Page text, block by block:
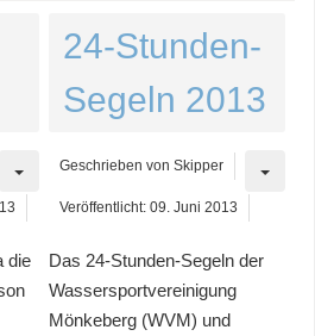
die
24-Stunden-
Segeln 2013
Geschrieben von Skipper
Veröffentlicht: 09. Juni 2013
Das 24-Stunden-Segeln der
Wassersportvereinigung
Mönkeberg (WVM) und